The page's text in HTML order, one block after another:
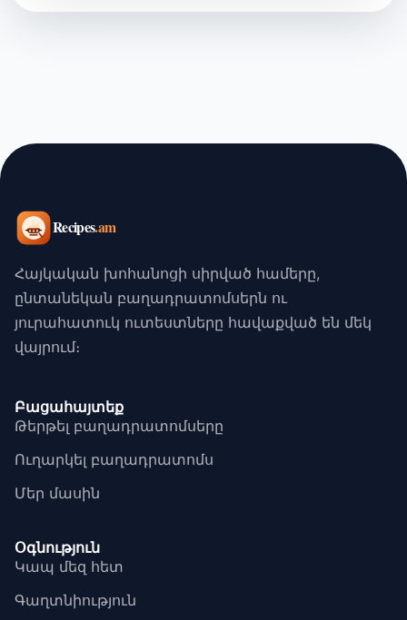
Հայկական խոհանոցի սիրված համերը,
ընտանեկան բաղադրատոմսերն ու
յուրահատուկ ուտեստները հավաքված են մեկ
վայրում։
Բացահայտեք
Թերթել բաղադրատոմսերը
Ուղարկել բաղադրատոմս
Մեր մասին
Օգնություն
Կապ մեզ հետ
Գաղտնիություն